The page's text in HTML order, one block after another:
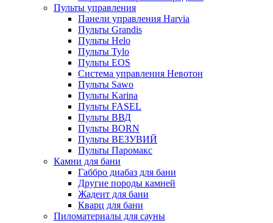
Пульты управления
Панели управления Harvia
Пульты Grandis
Пульты Helo
Пульты Tylo
Пульты EOS
Система управления Невотон
Пульты Sawo
Пульты Karina
Пульты FASEL
Пульты ВВД
Пульты BORN
Пульты ВЕЗУВИЙ
Пульты Паромакс
Камни для бани
Габбро диабаз для бани
Другие породы камней
Жадеит для бани
Кварц для бани
Пиломатериалы для сауны